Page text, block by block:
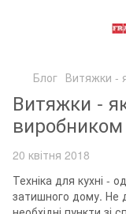
Блог Витяжки -
Витяжки -
виробником
20 квітня 2018
Техніка для кухні -
затишного дому. Не